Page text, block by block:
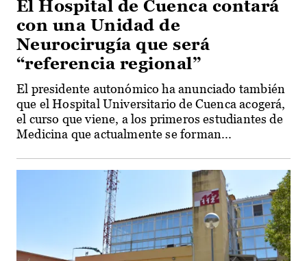
El Hospital de Cuenca contará
con una Unidad de
Neurocirugía que será
“referencia regional”
El presidente autonómico ha anunciado también
que el Hospital Universitario de Cuenca acogerá,
el curso que viene, a los primeros estudiantes de
Medicina que actualmente se forman...